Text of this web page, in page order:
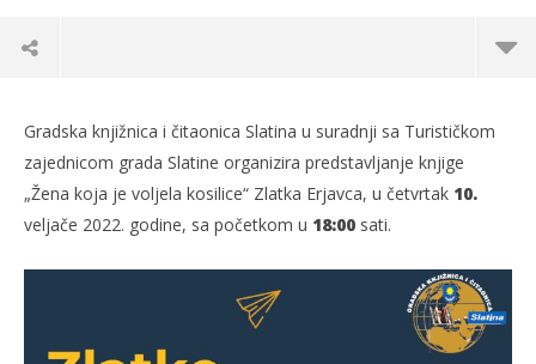
Gradska knjižnica i čitaonica Slatina u suradnji sa Turističkom
zajednicom grada Slatine organizira predstavljanje knjige
„Žena koja je voljela kosilice“ Zlatka Erjavca, u četvrtak 10.
veljače 2022. godine, sa početkom u 18:00 sati.